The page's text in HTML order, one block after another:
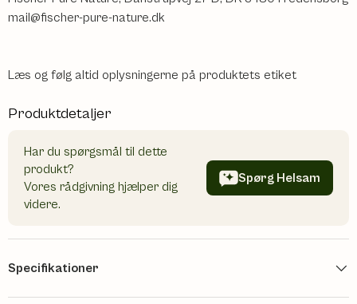
mail@fischer-pure-nature.dk
Læs og følg altid oplysningerne på produktets etiket
Produktdetaljer
Har du spørgsmål til dette
produkt?
Vores rådgivning hjælper dig
videre.
Spørg Helsam
Specifikationer